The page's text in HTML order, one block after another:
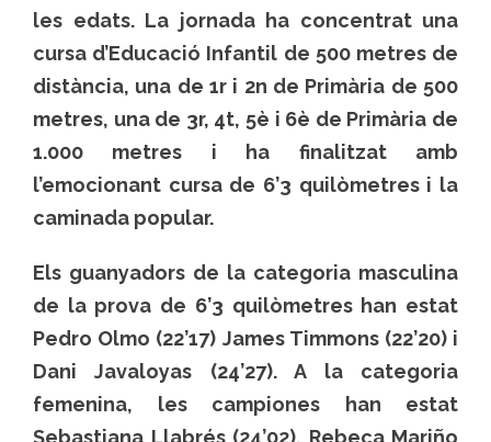
les edats. La jornada ha concentrat una
cursa d’Educació Infantil de 500 metres de
distància, una de 1r i 2n de Primària de 500
metres, una de 3r, 4t, 5è i 6è de Primària de
1.000 metres i ha finalitzat amb
l’emocionant cursa de 6’3 quilòmetres i la
caminada popular.
Els guanyadors de la categoria masculina
de la prova de 6’3 quilòmetres han estat
Pedro Olmo (22’17) James Timmons (22’20) i
Dani Javaloyas (24’27). A la categoria
femenina, les campiones han estat
Sebastiana Llabrés (24’02), Rebeca Mariño